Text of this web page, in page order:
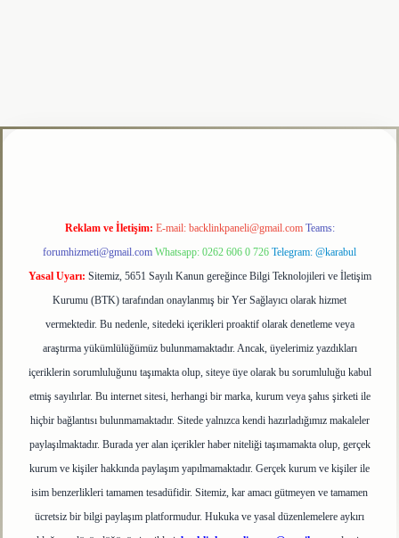
Reklam ve İletişim: E-mail: backlinkpaneli@gmail.com Teams:
forumhizmeti@gmail.com Whatsapp: 0262 606 0 726 Telegram: @karabul
Yasal Uyarı: Sitemiz, 5651 Sayılı Kanun gereğince Bilgi Teknolojileri ve İletişim
Kurumu (BTK) tarafından onaylanmış bir Yer Sağlayıcı olarak hizmet
vermektedir. Bu nedenle, sitedeki içerikleri proaktif olarak denetleme veya
araştırma yükümlülüğümüz bulunmamaktadır. Ancak, üyelerimiz yazdıkları
içeriklerin sorumluluğunu taşımakta olup, siteye üye olarak bu sorumluluğu kabul
etmiş sayılırlar. Bu internet sitesi, herhangi bir marka, kurum veya şahıs şirketi ile
hiçbir bağlantısı bulunmamaktadır. Sitede yalnızca kendi hazırladığımız makaleler
paylaşılmaktadır. Burada yer alan içerikler haber niteliği taşımamakta olup, gerçek
kurum ve kişiler hakkında paylaşım yapılmamaktadır. Gerçek kurum ve kişiler ile
isim benzerlikleri tamamen tesadüfidir. Sitemiz, kar amacı gütmeyen ve tamamen
ücretsiz bir bilgi paylaşım platformudur. Hukuka ve yasal düzenlemelere aykırı